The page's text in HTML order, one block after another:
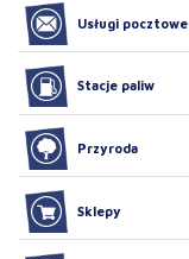
Usługi pocztowe
Stacje paliw
Przyroda
Sklepy